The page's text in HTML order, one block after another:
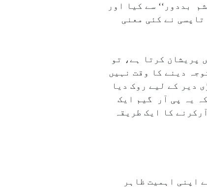
میں ڈیوڈ دھون کی فلم ’’چشم بددور‘‘ سے کیا اور
نے کئی معنی
پریشان کرتا ہے، تو
دینے کا وقت نہیں
دیر کے لیے روک دیا
یہ پی آر گیم ایک
کا ایک طریقہ
اپنی اہمیت ظاہر